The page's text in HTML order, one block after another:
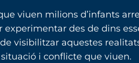
viuen milions d’infants
experimentar des de dins
visibilitzar aquestes
i conflicte que viuen.